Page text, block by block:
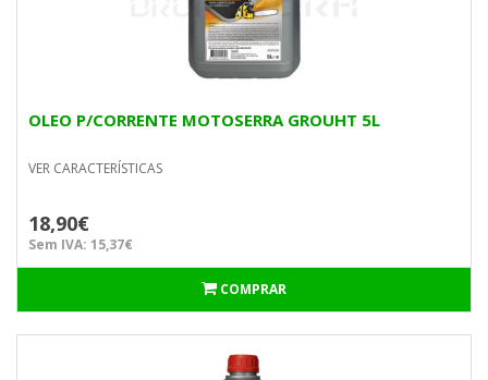
OLEO P/CORRENTE MOTOSERRA GROUHT 5L
VER CARACTERÍSTICAS
18,90€
Sem IVA: 15,37€
COMPRAR